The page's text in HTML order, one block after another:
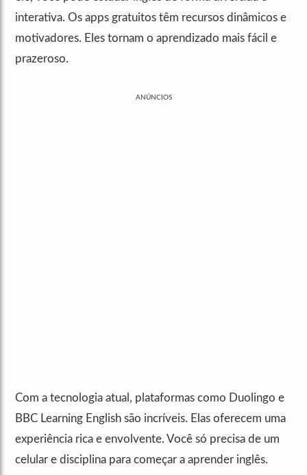
interativa. Os apps gratuitos têm recursos dinâmicos e
motivadores. Eles tornam o aprendizado mais fácil e
prazeroso.
ANÚNCIOS
Com a tecnologia atual, plataformas como Duolingo e
BBC Learning English são incríveis. Elas oferecem uma
experiência rica e envolvente. Você só precisa de um
celular e disciplina para começar a aprender inglês.